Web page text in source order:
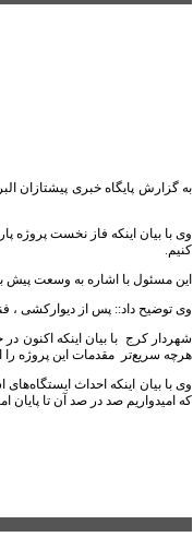
وی با بیان اینکه فاز نخست پروژه
کنیم.
این مسئول با اشاره به وسعت پیش
وی توضیح داد:: پس از دیوارکشی ،
شهردار کرج با بیان اینکه اکنون
هرچه سریع‌تر مقدمات این پروژه را
وی با بیان اینکه احداث
که امیدواریم صد در صد آن تا